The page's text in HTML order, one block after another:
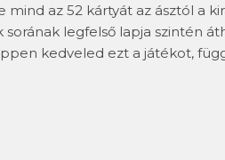
az 52 kártyát az ásztól a
legfelső lapja szintén
kedveled ezt a játékot,